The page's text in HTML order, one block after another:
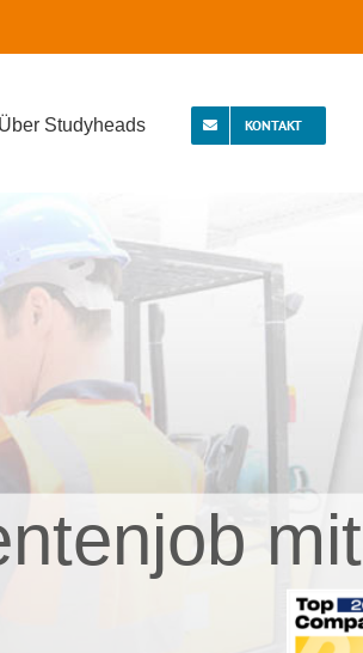
Studyheads KONTAKT
mit